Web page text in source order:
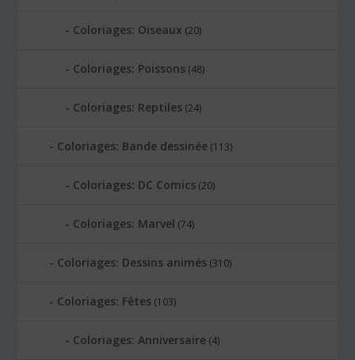
Coloriages: Oiseaux (20)
Coloriages: Poissons (48)
Coloriages: Reptiles (24)
Coloriages: Bande dessinée (113)
Coloriages: DC Comics (20)
Coloriages: Marvel (74)
Coloriages: Dessins animés (310)
Coloriages: Fêtes (103)
Coloriages: Anniversaire (4)